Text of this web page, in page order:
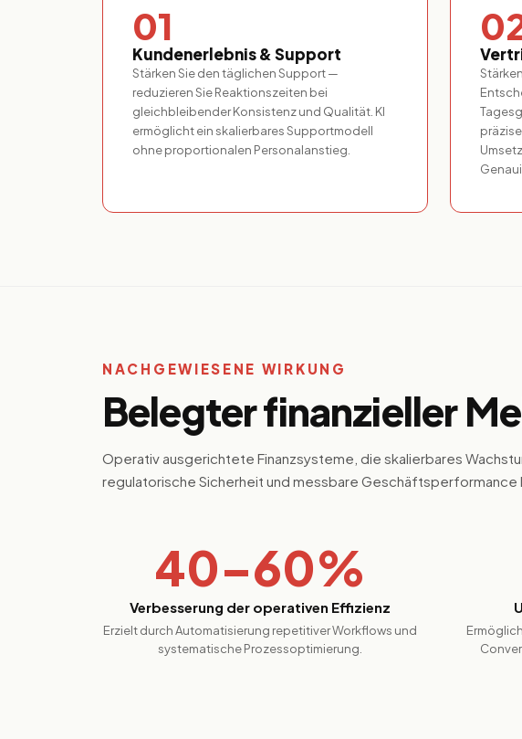
01
Kundenerlebnis & Support
Stärken Sie den täglichen Support —
reduzieren Sie Reaktionszeiten bei
gleichbleibender Konsistenz und Qualität. KI
ermöglicht ein skalierbares Supportmodell
ohne proportionalen Personalanstieg.
NACHGEWIESENE WIRKUNG
Belegter finanzieller
Operativ ausgerichtete Finanzsysteme, die skalierbares
regulatorische Sicherheit und messbare Geschäftsperformance
40–60%
Verbesserung der operativen Effizienz
Erzielt durch Automatisierung repetitiver Workflows und
systematische Prozessoptimierung.